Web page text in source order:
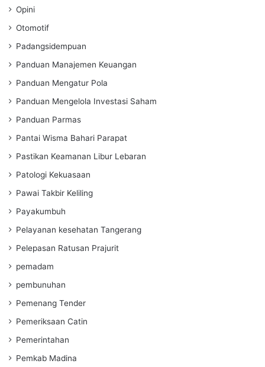
Opini
Otomotif
Padangsidempuan
Panduan Manajemen Keuangan
Panduan Mengatur Pola
Panduan Mengelola Investasi Saham
Panduan Parmas
Pantai Wisma Bahari Parapat
Pastikan Keamanan Libur Lebaran
Patologi Kekuasaan
Pawai Takbir Keliling
Payakumbuh
Pelayanan kesehatan Tangerang
Pelepasan Ratusan Prajurit
pemadam
pembunuhan
Pemenang Tender
Pemeriksaan Catin
Pemerintahan
Pemkab Madina